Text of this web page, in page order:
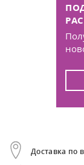
Доставка по